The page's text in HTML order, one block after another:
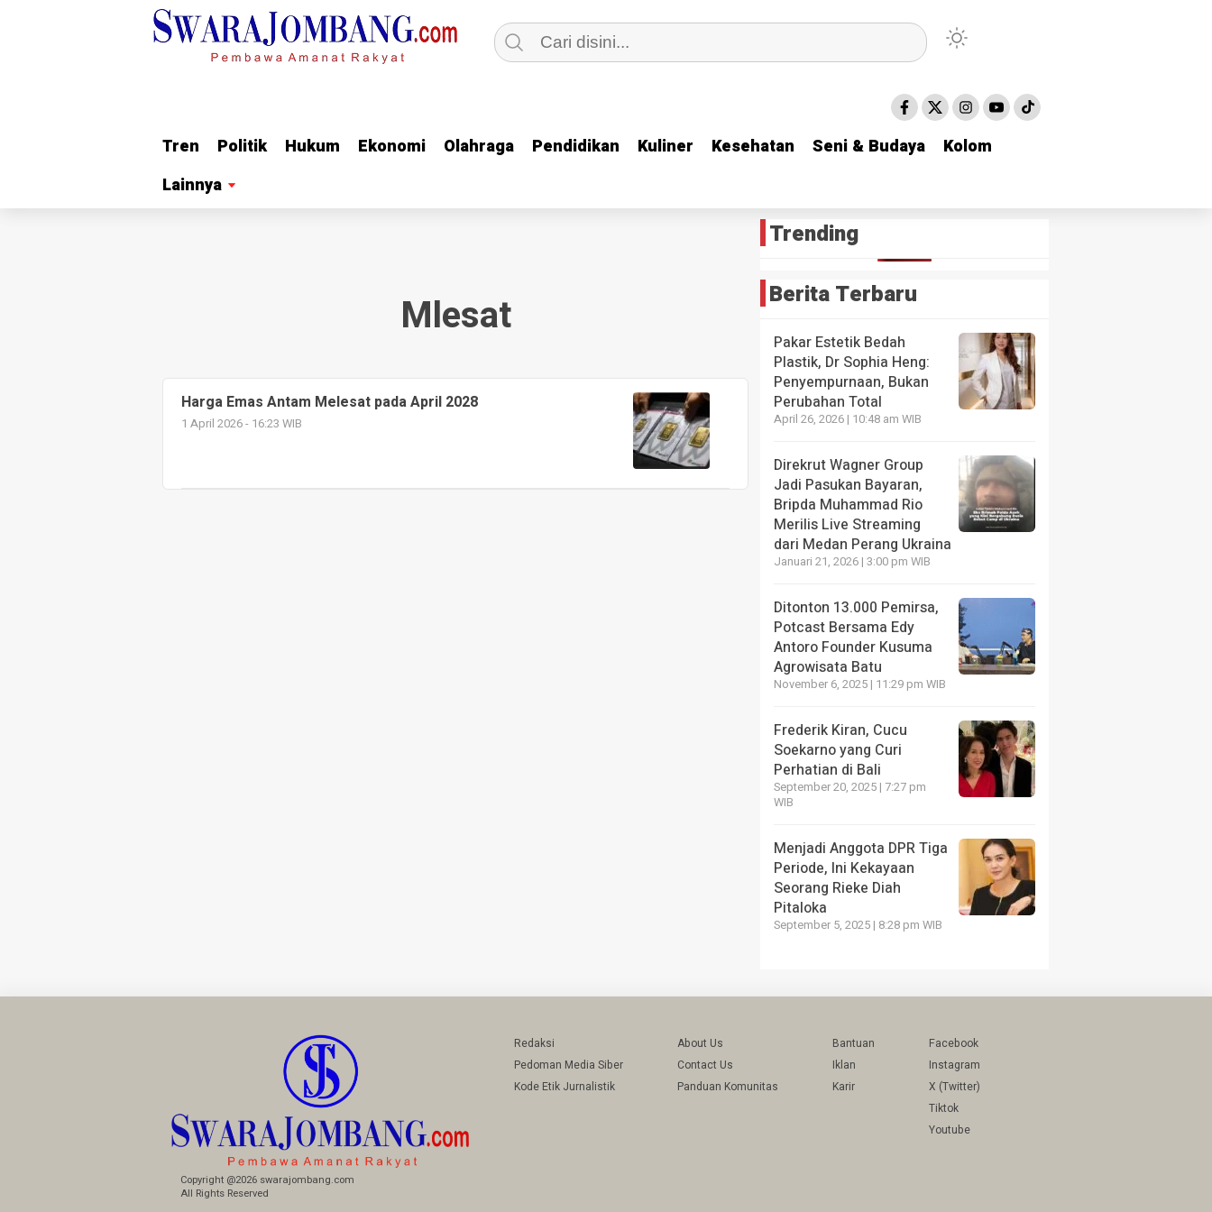
Tren Politik Hukum Ekonomi Olahraga Pendidikan Kuliner Kesehatan Seni & Budaya
Kolom
Lainnya
Tren Politik Hukum Ekonomi Olahraga Pendidikan Kuliner Kesehatan Seni & Budaya
Kolom
Lainnya
Mlesat
Harga Emas Antam Melesat pada April 2028
1 April 2026 - 16:23 WIB
Trending
Berita Terbaru
Pakar Estetik Bedah
Plastik, Dr Sophia Heng:
Penyempurnaan, Bukan
Perubahan Total
April 26, 2026 | 10:48 am WIB
Direkrut Wagner Group
Jadi Pasukan Bayaran,
Bripda Muhammad Rio
Merilis Live Streaming
dari Medan Perang Ukraina
Januari 21, 2026 | 3:00 pm WIB
Ditonton 13.000 Pemirsa,
Potcast Bersama Edy
Antoro Founder Kusuma
Agrowisata Batu
November 6, 2025 | 11:29 pm WIB
Frederik Kiran, Cucu
Soekarno yang Curi
Perhatian di Bali
September 20, 2025 | 7:27 pm
WIB
Menjadi Anggota DPR Tiga
Periode, Ini Kekayaan
Seorang Rieke Diah
Pitaloka
September 5, 2025 | 8:28 pm WIB
Copyright @2026 swarajombang.com
All Rights Reserved
Redaksi
Pedoman Media Siber
Kode Etik Jurnalistik
About Us
Contact Us
Panduan Komunitas
Bantuan
Iklan
Karir
Facebook
Instagram
X (Twitter)
Tiktok
Youtube